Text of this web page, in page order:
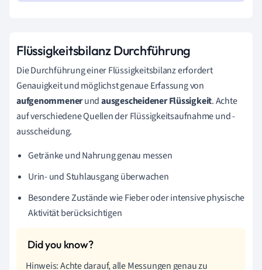
Flüssigkeitsbilanz Durchführung
Die Durchführung einer Flüssigkeitsbilanz erfordert
Genauigkeit und möglichst genaue Erfassung von
aufgenommenerundausgescheidener Flüssigkeit. Achte
auf verschiedene Quellen der Flüssigkeitsaufnahme und -
ausscheidung.
Getränke und Nahrung genau messen
Urin- und Stuhlausgang überwachen
Besondere Zustände wie Fieber oder intensive physische
Aktivität berücksichtigen
Hinweis: Achte darauf, alle Messungen genau zu